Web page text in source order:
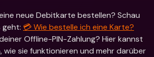
neue Debitkarte bestellen? Schau
geht: 💳 Wie bestelle ich eine Karte?
Offline-PIN-Zahlung? Hier kannst
wie sie funktionieren und mehr darüber